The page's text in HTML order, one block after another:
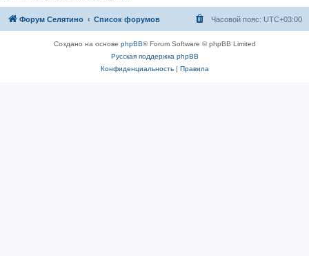
Форум Селятино Список форумов Часовой пояс: UTC+03:00
Создано на основе phpBB® Forum Software © phpBB Limited
Русская поддержка phpBB
Конфиденциальность| Правила